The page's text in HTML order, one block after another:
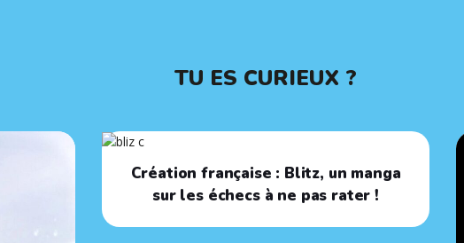
TU ES CURIEUX ?
Création française : Blitz, un manga
sur les échecs à ne pas rater !